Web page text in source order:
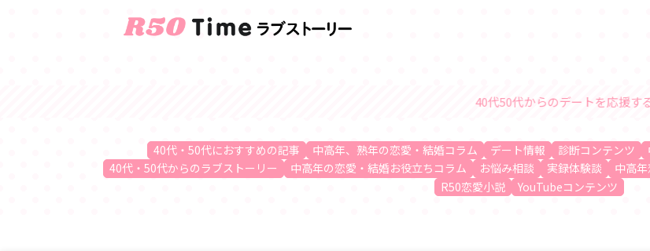
40代50代からのデートを応援する♡オトナの恋
40代・50代におすすめの記事 中高年、熟年の恋愛・結婚コラム デート情報 診断コンテンツ
40代・50代からのラブストーリー
中高年の恋愛・結婚お役立ちコラム お悩み相談 実録体験談 中高
R50恋愛小説
YouTubeコンテンツ